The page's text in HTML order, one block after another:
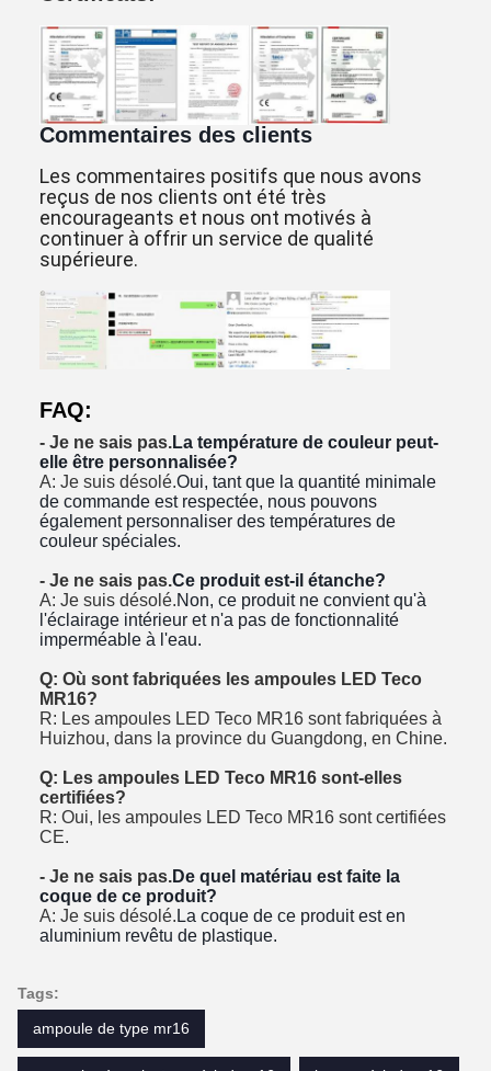
Commentaires des clients
Les commentaires positifs que nous avons
reçus de nos clients ont été très
encourageants et nous ont motivés à
continuer à offrir un service de qualité
supérieure.
FAQ:
- Je ne sais pas.La température de couleur peut-
elle être personnalisée?
A: Je suis désolé.Oui, tant que la quantité minimale
de commande est respectée, nous pouvons
également personnaliser des températures de
couleur spéciales.
- Je ne sais pas.Ce produit est-il étanche?
A: Je suis désolé.Non, ce produit ne convient qu'à
l'éclairage intérieur et n'a pas de fonctionnalité
imperméable à l'eau.
Q: Où sont fabriquées les ampoules LED Teco
MR16?
R: Les ampoules LED Teco MR16 sont fabriquées à
Huizhou, dans la province du Guangdong, en Chine.
Q: Les ampoules LED Teco MR16 sont-elles
certifiées?
R: Oui, les ampoules LED Teco MR16 sont certifiées
CE.
- Je ne sais pas.De quel matériau est faite la
coque de ce produit?
A: Je suis désolé. La coque de ce produit est en
aluminium revêtu de plastique.
Tags:
ampoule de type mr16